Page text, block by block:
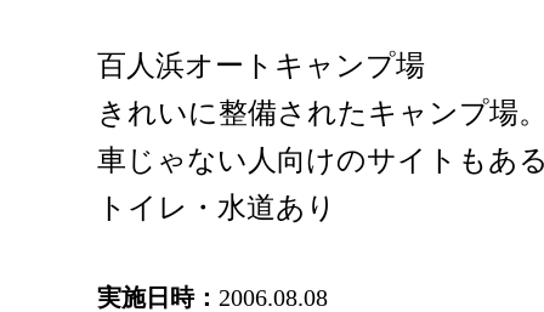
百人浜オートキャンプ場
きれいに整備されたキャンプ場
車じゃない人向けのサイトもあ
トイレ・水道あり
実施日時： 2006.08.08